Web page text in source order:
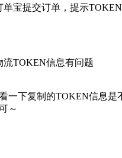
单宝提交订单，提示
流TOKEN信息有问题
一下复制的TOKEN信息
～